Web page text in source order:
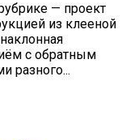
— проект
из клееной
с обратным
разного...